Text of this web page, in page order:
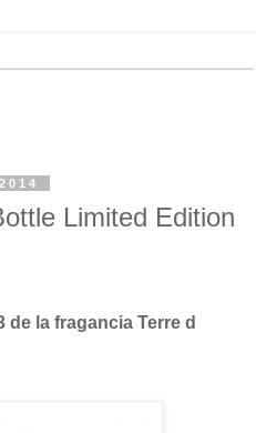
Limited Edition
de la fragancia Terre d